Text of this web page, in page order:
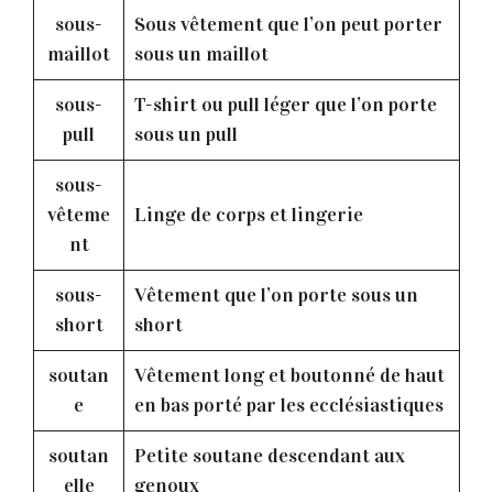
sous-
maillot
Sous vêtement que l’on peut porter
sous un maillot
sous-
pull
T-shirt ou pull léger que l’on porte
sous un pull
sous-
vêteme
nt
Linge de corps et lingerie
sous-
short
Vêtement que l’on porte sous un
short
soutan
e
Vêtement long et boutonné de haut
en bas porté par les ecclésiastiques
soutan
elle
Petite soutane descendant aux
genoux